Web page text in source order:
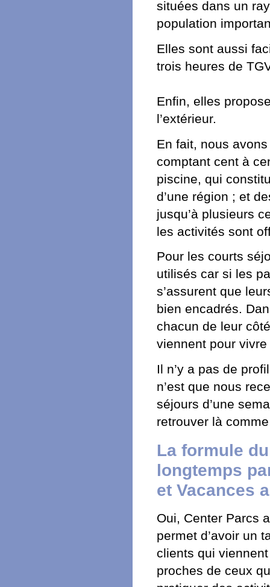
situées dans un
population
Elles sont aussi
trois heures de
Enfin, elles
l’extérieur.
En fait, nous
comptant cent à
piscine, qui
d’une région ; et
jusqu’à plusieurs
les activités sont
Pour les courts
utilisés car si les
s’assurent que
bien encadrés.
chacun de leur
viennent pour
Il n’y a pas de
n’est que nous
séjours d’une
retrouver là
La formule
longtemps
et Vacances
Oui, Center Parcs
permet d’avoir un
clients qui
proches de ceux